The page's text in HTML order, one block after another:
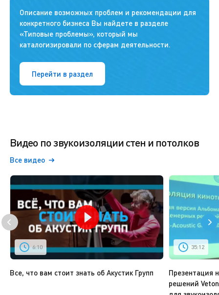
Описание возможных проблем и рекомендации для
конкретного бизнеса Вы найдете в разделе
«Типовые проблемы», который мы
каталогизировали по сферам деятельности.
Перейти в раздел
Видео по звукоизоляции стен и потолков
Все видео
6:10
Все, что вам стоит знать об Акустик Групп
35:12
Презентация
решений